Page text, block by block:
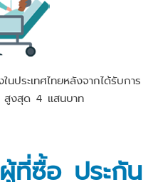
นประเทศไทยหลังจากได้รับการ
สูงสุด 4 แสนบาท
ที่ซื้อ ประกัน